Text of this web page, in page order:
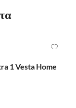
1 Vesta Home